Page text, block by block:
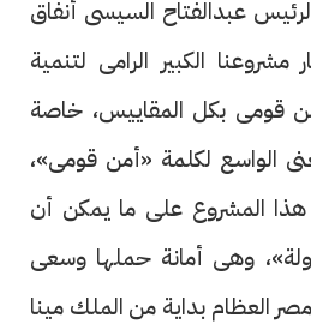
افتتح الرئيس عبدالفتاح السيسى أنفاق
الكبير الرامى لتنمية
قومى بكل المقاييس، خاصة
الواسع لكلمة «أمن قومى»،
المشروع على ما يمكن أن
وهى أمانة حملها وسعى
العظام بداية من الملك مينا